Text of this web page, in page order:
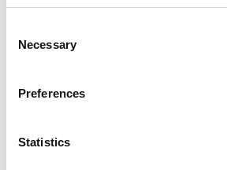
Selection
Necessary
Preferences
Statistics
Fördelar med att
formar under
Investera i utrustning innan